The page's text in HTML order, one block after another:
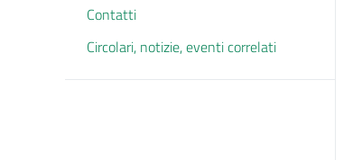
Contatti
Circolari, notizie, eventi correlati